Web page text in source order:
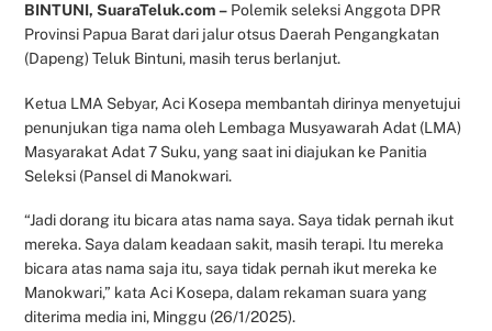
BINTUNI, SuaraTeluk.com – Polemik seleksi Anggota DPR
Provinsi Papua Barat dari jalur otsus Daerah Pengangkatan
(Dapeng) Teluk Bintuni, masih terus berlanjut.
Ketua LMA Sebyar, Aci Kosepa membantah dirinya menyetujui
penunjukan tiga nama oleh Lembaga Musyawarah Adat (LMA)
Masyarakat Adat 7 Suku, yang saat ini diajukan ke Panitia
Seleksi (Pansel di Manokwari.
“Jadi dorang itu bicara atas nama saya. Saya tidak pernah ikut
mereka. Saya dalam keadaan sakit, masih terapi. Itu mereka
bicara atas nama saja itu, saya tidak pernah ikut mereka ke
Manokwari,” kata Aci Kosepa, dalam rekaman suara yang
diterima media ini, Minggu (26/1/2025).